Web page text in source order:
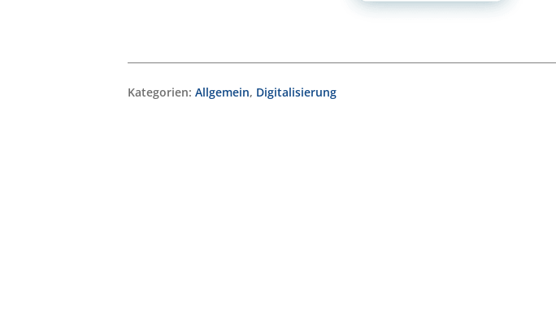
Kategorien: Allgemein, Digitalisierung